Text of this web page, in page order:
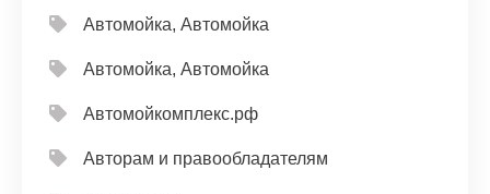
Автомойка, Автомойка
Автомойка, Автомойка
Автомойкомплекс.рф
Авторам и правообладателям